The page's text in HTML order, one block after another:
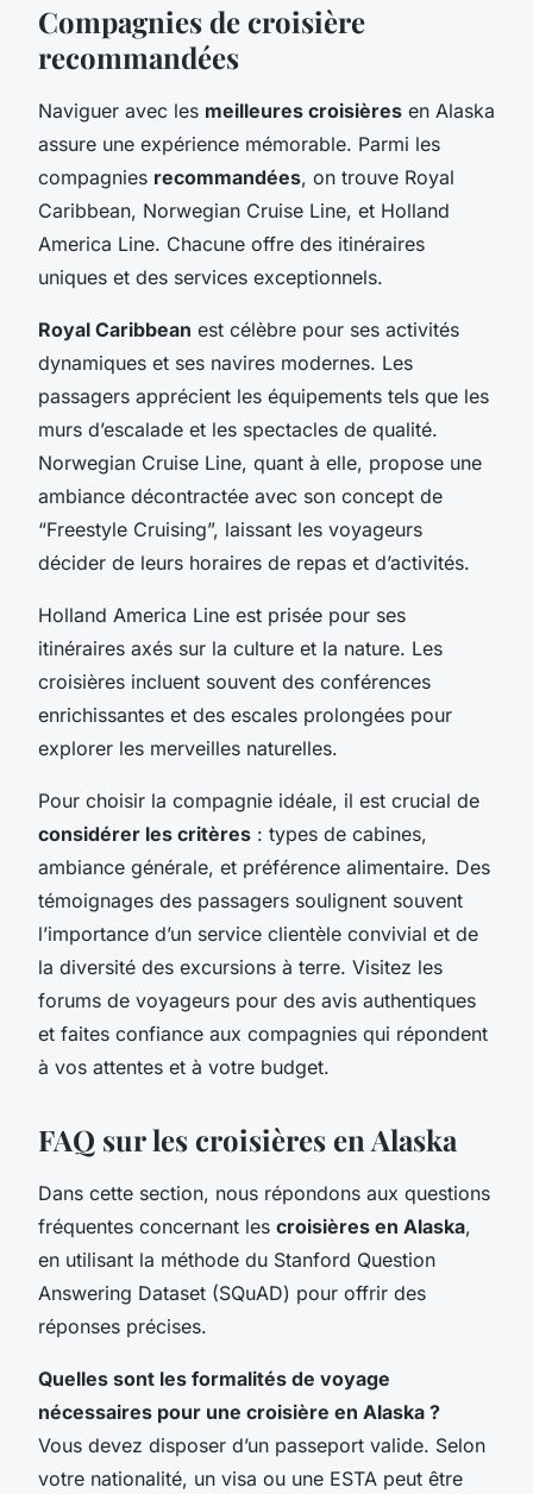
Compagnies de croisière
recommandées
Naviguer avec les meilleures croisières en Alaska
assure une expérience mémorable. Parmi les
compagnies recommandées, on trouve Royal
Caribbean, Norwegian Cruise Line, et Holland
America Line. Chacune offre des itinéraires
uniques et des services exceptionnels.
Royal Caribbean est célèbre pour ses activités
dynamiques et ses navires modernes. Les
passagers apprécient les équipements tels que les
murs d’escalade et les spectacles de qualité.
Norwegian Cruise Line, quant à elle, propose une
ambiance décontractée avec son concept de
“Freestyle Cruising”, laissant les voyageurs
décider de leurs horaires de repas et d’activités.
Holland America Line est prisée pour ses
itinéraires axés sur la culture et la nature. Les
croisières incluent souvent des conférences
enrichissantes et des escales prolongées pour
explorer les merveilles naturelles.
Pour choisir la compagnie idéale, il est crucial de
considérer les critères : types de cabines,
ambiance générale, et préférence alimentaire. Des
témoignages des passagers soulignent souvent
l’importance d’un service clientèle convivial et de
la diversité des excursions à terre. Visitez les
forums de voyageurs pour des avis authentiques
et faites confiance aux compagnies qui répondent
à vos attentes et à votre budget.
FAQ sur les croisières en Alaska
Dans cette section, nous répondons aux questions
fréquentes concernant les croisières en Alaska,
en utilisant la méthode du Stanford Question
Answering Dataset (SQuAD) pour offrir des
réponses précises.
Quelles sont les formalités de voyage
nécessaires pour une croisière en Alaska ?
Vous devez disposer d’un passeport valide. Selon
votre nationalité, un visa ou une ESTA peut être